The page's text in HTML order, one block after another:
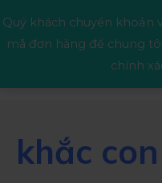
khắc
Quý khách chuyển
mã đơn hàng để chung
chính